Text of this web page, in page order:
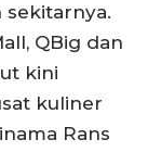
sekitarnya.
QBig dan
kini
kuliner
Rans